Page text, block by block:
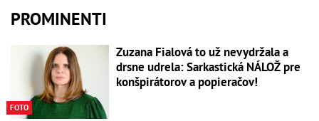
PROMINENTI
FOTO
Zuzana Fialová to už nevydržala a
drsne udrela: Sarkastická NÁLOŽ pre
konšpirátorov a popieračov!